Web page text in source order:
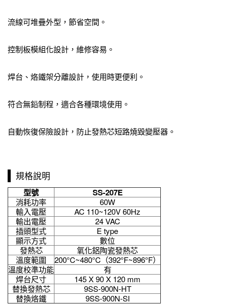
流線可堆疊外型，節省空間。
控制板模組化設計，維修容易。
焊台、烙鐵架分離設計，使用時更便利。
符合無鉛制程，適合各種環境使用。
自動恢復保險設計，防止發熱芯短路燒毀變壓器。
規格說明
型號 SS-207E
消耗功率
60W
輸入電壓
AC 110~120V 60Hz
輸出電壓
24 VAC
插頭型式
E type
顯示方式
數位
發熱芯
氧化鋁陶瓷發熱芯
溫度範圍
200°C~480°C（392°F~896°F）
溫度校準功能
有
焊台尺寸
145 X 90 X 120 mm
替換發熱芯
9SS-900N-HT
替換烙鐵
9SS-900N-SI